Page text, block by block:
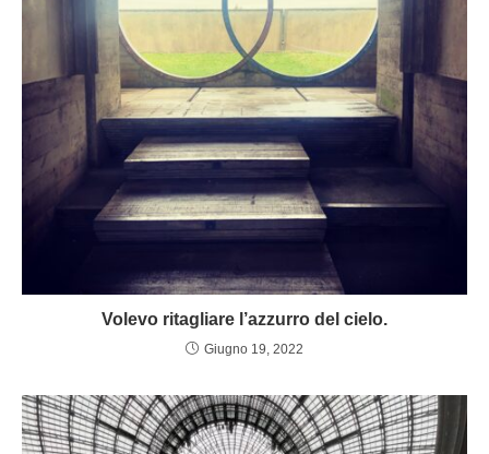
Volevo ritagliare l’azzurro del cielo.
Giugno 19, 2022